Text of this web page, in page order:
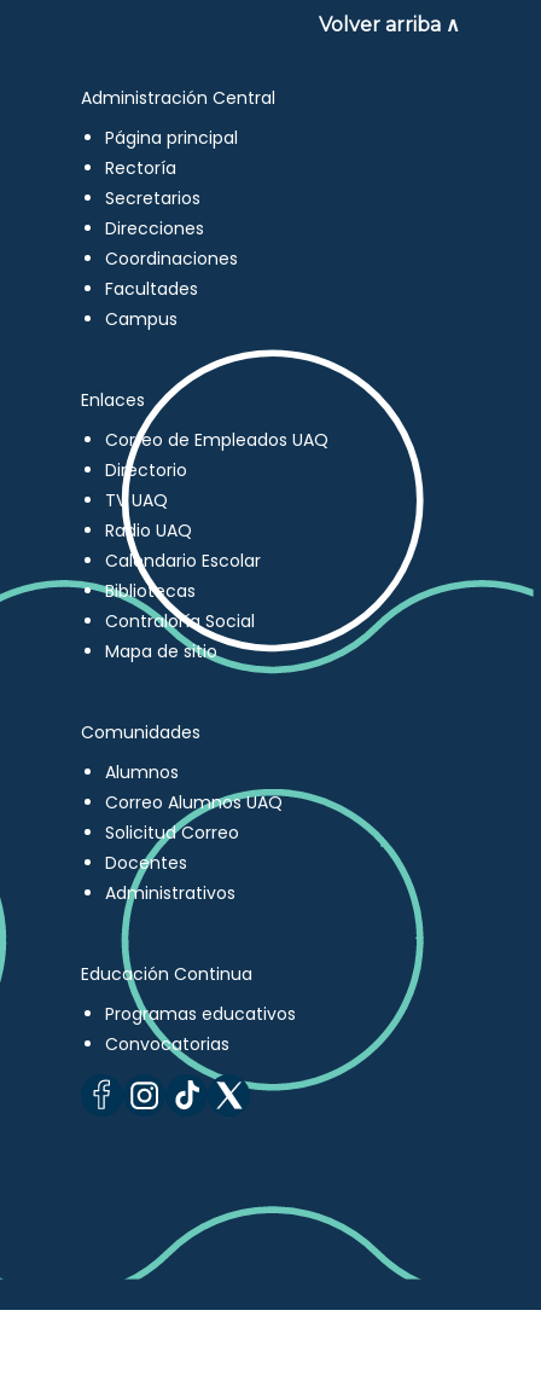
Volver arriba ∧
Administración Central
Página principal
Rectoría
Secretarios
Direcciones
Coordinaciones
Facultades
Campus
Enlaces
Correo de Empleados UAQ
Directorio
TV UAQ
Radio UAQ
Calendario Escolar
Bibliotecas
Contraloría Social
Mapa de sitio
Comunidades
Alumnos
Correo Alumnos UAQ
Solicitud Correo
Docentes
Administrativos
Educación Continua
Programas educativos
Convocatorias